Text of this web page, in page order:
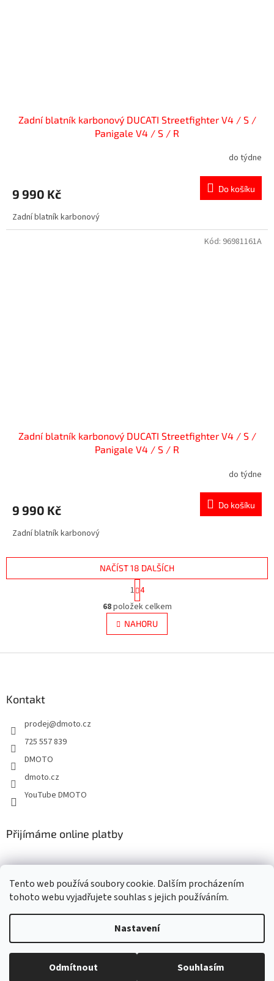
Tento web používá soubory cookie. Dalším procházením
tohoto webu vyjadřujete souhlas s jejich používáním.
Nastavení
Odmítnout Souhlasím
Zadní blatník karbonový DUCATI Streetfighter V4 / S /
Panigale V4 / S / R
do týdne
9 990 Kč Do košíku
Zadní blatník karbonový
Zadní blatník karbonový DUCATI Streetfighter V4 / S /
Panigale V4 / S / R
do týdne
9 990 Kč Do košíku
Zadní blatník karbonový
Kód: 96981161A
O
v
l
á
NAČÍST 18 DALŠÍCH
t
r
á
n
k
v
1 4
68položek celkem
NAHORU
Kontakt
prodej@dmoto.cz
725 557 839
DMOTO
dmoto.cz
YouTube DMOTO
Přijímáme online platby
Vytvořil Shoptet
Copyright 2026DMOTO s.r.o. . Všechna práva vyhrazena.